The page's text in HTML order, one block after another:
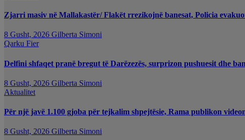
Zjarri masiv në Mallakastër/ Flakët rrezikojnë banesat, Policia
8 Gusht, 2026 Gilberta Simoni
Qarku Fier
Delfini shfaqet pranë bregut të Darëzezës, surprizon pushuesit dhe
8 Gusht, 2026 Gilberta Simoni
Aktualitet
Për një javë 1.100 gjoba për tejkalim shpejtësie, Rama publikon
8 Gusht, 2026 Gilberta Simoni